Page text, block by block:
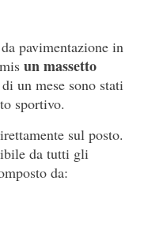
pavimentazione in
un massetto
un mese sono stati
sportivo.
sul posto.
da tutti gli
da: